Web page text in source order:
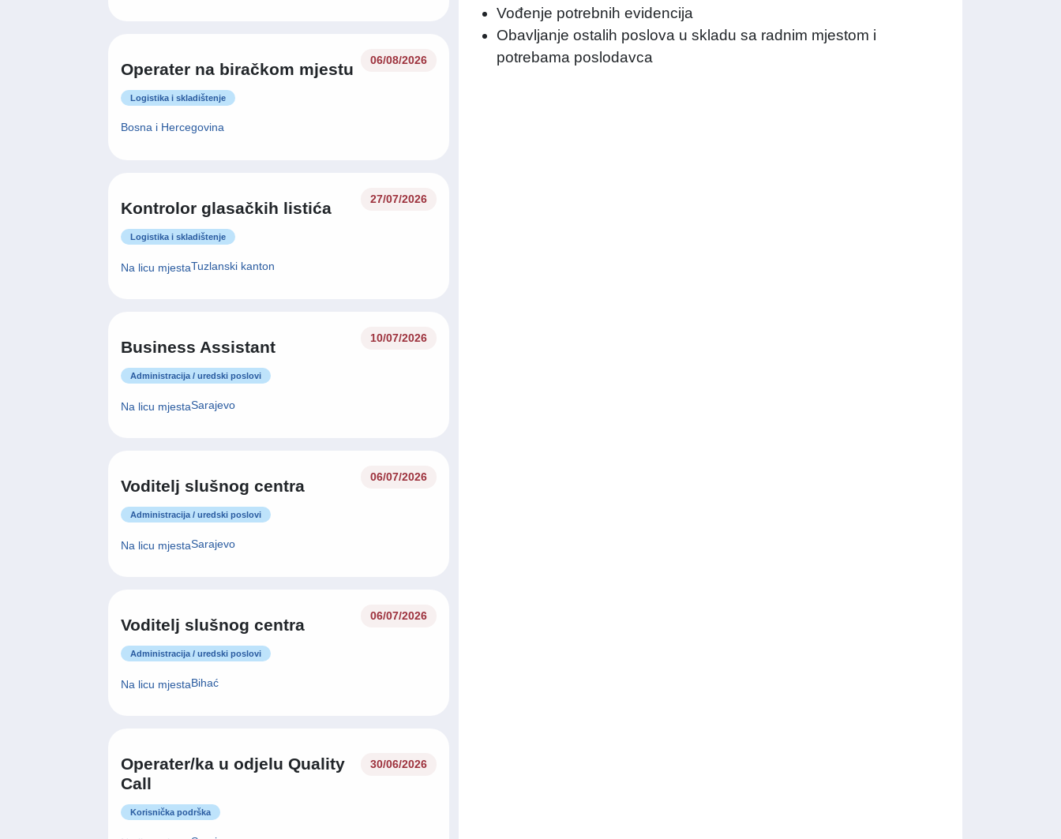
Operater na biračkom mjestu
06/08/2026
Logistika i skladištenje
Bosna i Hercegovina
Kontrolor glasačkih listića
27/07/2026
Logistika i skladištenje
Na licu mjestaTuzlanski kanton
Business Assistant
10/07/2026
Administracija / uredski poslovi
Na licu mjestaSarajevo
Voditelj slušnog centra
06/07/2026
Administracija / uredski poslovi
Na licu mjestaSarajevo
Voditelj slušnog centra
06/07/2026
Administracija / uredski poslovi
Na licu mjestaBihać
Operater/ka u odjelu Quality
Call
30/06/2026
Korisnička podrška
Vođenje potrebnih evidencija
Obavljanje ostalih poslova u skladu sa radnim mjestom i
potrebama poslodavca